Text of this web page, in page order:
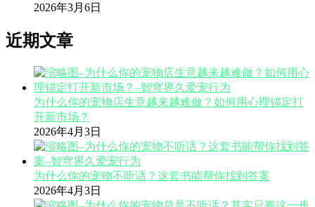
2026年3月6日
近期文章
为什么你的宠物店生意越来越难做？如何用心理锚定打
开新市场？
2026年4月3日
为什么你的宠物不听话？这套书能帮你找到答案
2026年4月3日